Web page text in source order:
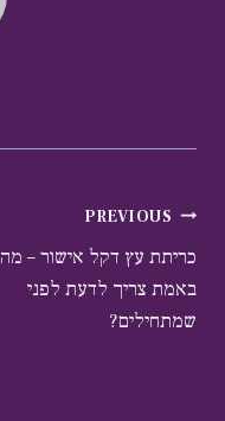
ניווט
PREVIOUS
כריתת עץ דקל אישור – מה
באמת צריך לדעת לפני
שמתחילים?